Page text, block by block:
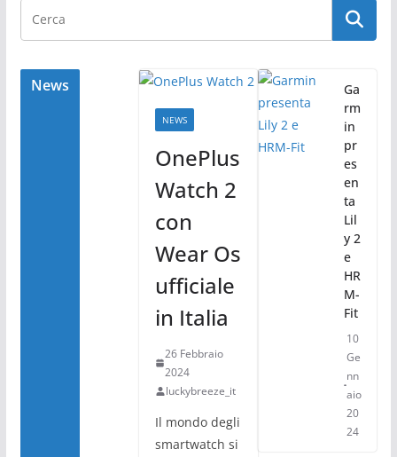
b
o
o
vi
di
News
NEWS
OnePlus
Watch 2
con
Wear Os
ufficiale
in Italia
26 Febbraio
2024
luckybreeze_it
Il mondo degli
smartwatch si
Ga
rm
in
pr
es
en
ta
Lil
y 2
e
HR
M-
Fit
10
Ge
nn
aio
20
24